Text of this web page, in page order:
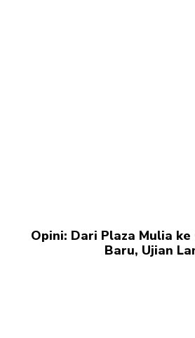
Opini: Dari Plaza Mulia ke
Baru, Ujian